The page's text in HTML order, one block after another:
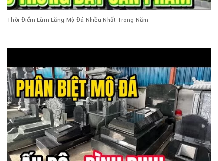
Thời Điểm Làm Lăng Mộ Đá Nhiều Nhất Trong Năm